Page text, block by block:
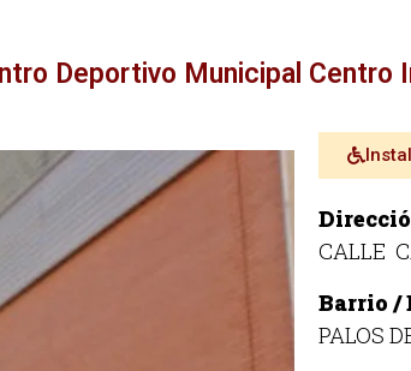
Deportivo Municipal Centro
CALLE
Barrio /
PALOS